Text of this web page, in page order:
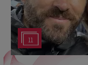
11